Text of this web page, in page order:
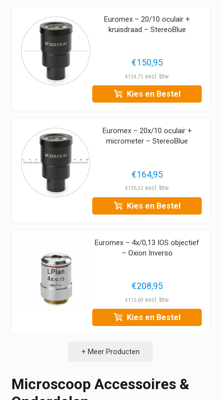
Euromex – 20/10 oculair +
kruisdraad – StereoBlue
€150,95
€124,75
Kies en Bestel
Euromex – 20x/10 oculair +
micrometer – StereoBlue
€164,95
€136,32
Kies en Bestel
Euromex – 4x/0,13 IOS objectief
– Oxion Inverso
€208,95
€172,69
Kies en Bestel
+ Meer Producten
Microscoop Accessoires &